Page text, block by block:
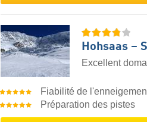
Hohsaas –
Excellent
Fiabilité de
Préparation des pistes